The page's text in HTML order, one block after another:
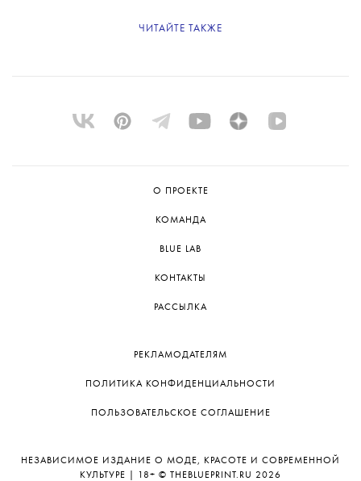
ЧИТАЙТЕ ТАКЖЕ
О ПРОЕКТЕ
КОМАНДА
BLUE LAB
КОНТАКТЫ
РАССЫЛКА
РЕКЛАМОДАТЕЛЯМ
ПОЛИТИКА КОНФИДЕНЦИАЛЬНОСТИ
ПОЛЬЗОВАТЕЛЬСКОЕ СОГЛАШЕНИЕ
НЕЗАВИСИМОЕ ИЗДАНИЕ О МОДЕ, КРАСОТЕ И СОВРЕМЕННОЙ
КУЛЬТУРЕ | 18+ © THEBLUEPRINT.RU 2026